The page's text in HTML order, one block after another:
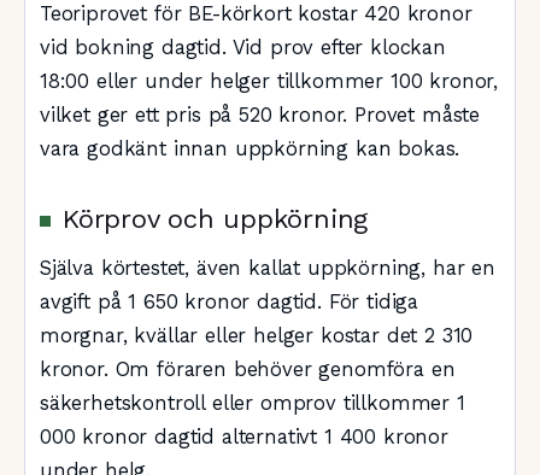
Teoriprovet för BE-körkort kostar 420 kronor
vid bokning dagtid. Vid prov efter klockan
18:00 eller under helger tillkommer 100 kronor,
vilket ger ett pris på 520 kronor. Provet måste
vara godkänt innan uppkörning kan bokas.
Körprov och uppkörning
Själva körtestet, även kallat uppkörning, har en
avgift på 1 650 kronor dagtid. För tidiga
morgnar, kvällar eller helger kostar det 2 310
kronor. Om föraren behöver genomföra en
säkerhetskontroll eller omprov tillkommer 1
000 kronor dagtid alternativt 1 400 kronor